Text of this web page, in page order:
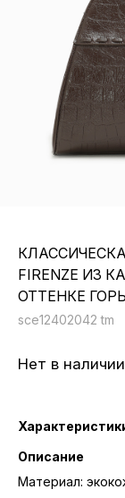
FIRENZE ИЗ
ОТТЕНКЕ
sce12402042 tm
Нет в наличии
Описание
Материал: